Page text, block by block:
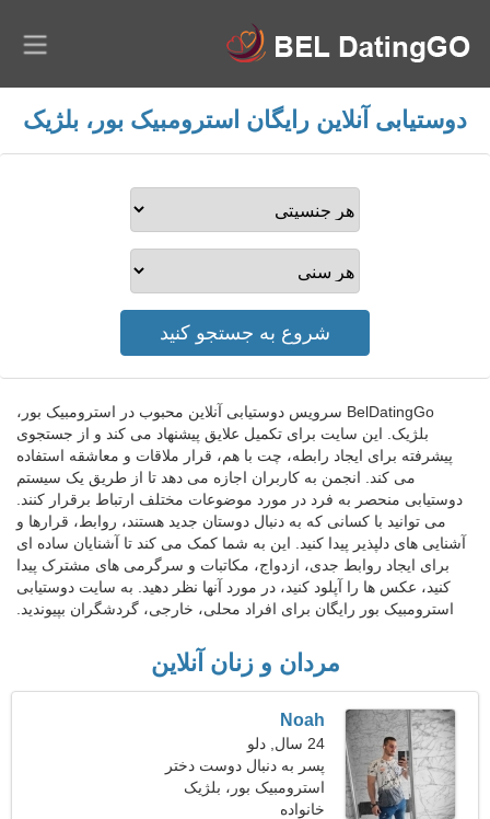
دوستیابی آنلاین رایگان استرومبیک بور، بلژیک
BelDatingGo سرویس دوستیابی آنلاین محبوب در استرومبیک بور،
بلژیک. این سایت برای تکمیل علایق پیشنهاد می کند و از جستجوی
پیشرفته برای ایجاد رابطه، چت با هم، قرار ملاقات و معاشقه استفاده
می کند. انجمن به کاربران اجازه می دهد تا از طریق یک سیستم
دوستیابی منحصر به فرد در مورد موضوعات مختلف ارتباط برقرار کنند.
می توانید با کسانی که به دنبال دوستان جدید هستند، روابط، قرارها و
آشنایی های دلپذیر پیدا کنید. این به شما کمک می کند تا آشنایان ساده ای
برای ایجاد روابط جدی، ازدواج، مکاتبات و سرگرمی های مشترک پیدا
کنید، عکس ها را آپلود کنید، در مورد آنها نظر دهید. به سایت دوستیابی
استرومبیک بور رایگان برای افراد محلی، خارجی، گردشگران بپیوندید.
مردان و زنان آنلاین
Noah
24 سال, دلو
پسر به دنبال دوست دختر
است 22-28
استرومبیک بور، بلژیک
خانواده